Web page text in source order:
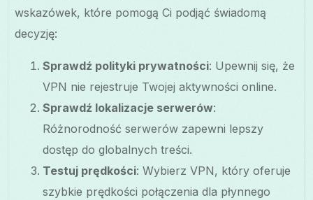
wskazówek, które pomogą Ci podjąć świadomą
decyzję:
Sprawdź polityki prywatności: Upewnij się, że
VPN nie rejestruje Twojej aktywności online.
Sprawdź lokalizacje serwerów:
Różnorodność serwerów zapewni lepszy
dostęp do globalnych treści.
Testuj prędkości: Wybierz VPN, który oferuje
szybkie prędkości połączenia dla płynnego